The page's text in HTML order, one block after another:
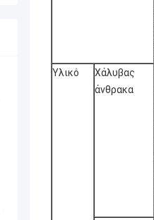
Υλικό
Χάλυβας
άνθρακα